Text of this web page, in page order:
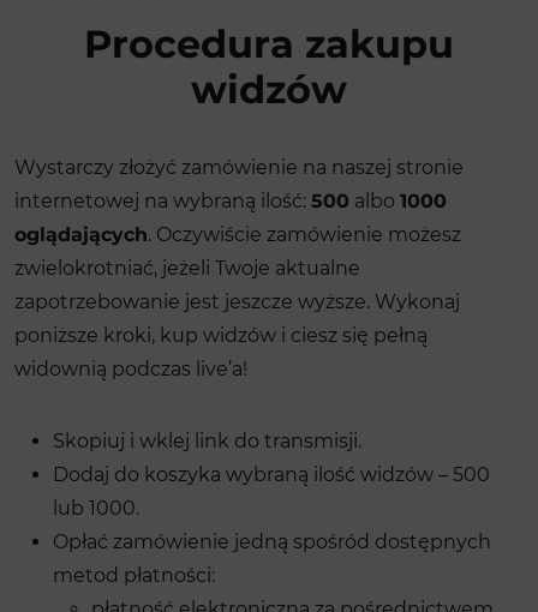
Procedura zakupu
widzów
Wystarczy złożyć zamówienie na naszej stronie
internetowej na wybraną ilość: 500 albo 1000
oglądających. Oczywiście zamówienie możesz
zwielokrotniać, jeżeli Twoje aktualne
zapotrzebowanie jest jeszcze wyższe. Wykonaj
poniższe kroki, kup widzów i ciesz się pełną
widownią podczas live’a!
Skopiuj i wklej link do transmisji.
Dodaj do koszyka wybraną ilość widzów – 500
lub 1000.
Opłać zamówienie jedną spośród dostępnych
metod płatności: